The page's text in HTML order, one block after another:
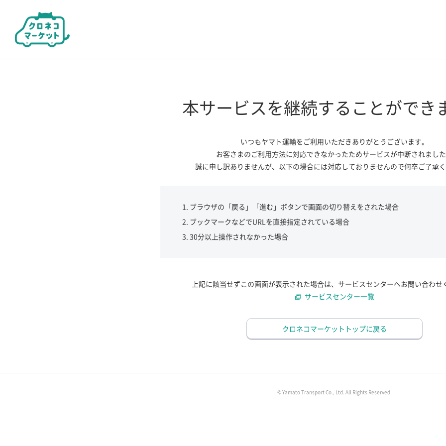
本サービスを継続する ことができ
いつもヤマト運輸をご利用いただきありがとうございます。
お客さまのご利用方法に対応できなかったためサービスが中断されました
誠に申し訳ありませんが、 以下の場合には対応しておりませんので何卒ご了承く
ブラウザの「戻る」「進む」ボタンで画面の切り替えをされた場合
ブックマークなどでURLを直接指定されている場合
30分以上操作されなかった場合
上記に該当せずこの画面が表示された場合は、サービスセンターへお問い合わせ
サービスセンター一覧
クロネコマーケットトップに戻る
© Yamato Transport Co., Ltd. All Rights Reserved.